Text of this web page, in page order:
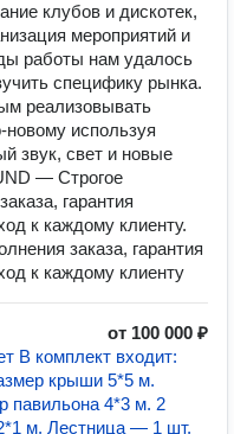
клубов и дискотек,
мероприятий и
работы нам удалось
специфику рынка.
реализовывать
используя
звук, свет и новые
— Строгое
гарантия
к каждому клиенту.
заказа, гарантия
к каждому клиенту
от 100 000 ₽
В комплект входит:
крыши 5*5 м.
павильона 4*3 м. 2
м. Лестница — 1 шт.